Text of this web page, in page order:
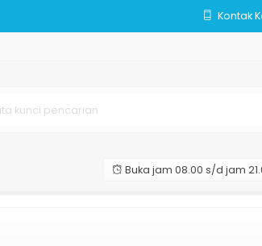
Kontak
Buka jam 08.00 s/d jam